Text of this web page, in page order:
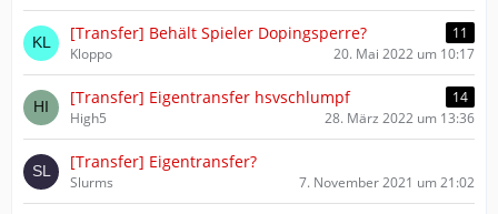
[Transfer] Behält Spieler Dopingsperre?
11
Kloppo
20. Mai 2022 um 10:17
[Transfer] Eigentransfer hsvschlumpf
14
High5
28. März 2022 um 13:36
[Transfer] Eigentransfer?
Slurms 7. November 2021 um 21:02